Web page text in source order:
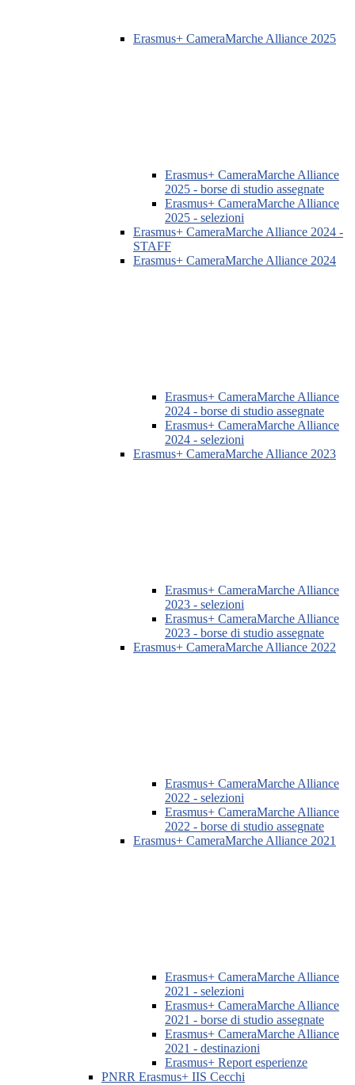
Erasmus+ CameraMarche Alliance 2025
Erasmus+ CameraMarche Alliance
2025 - borse di studio assegnate
Erasmus+ CameraMarche Alliance
2025 - selezioni
Erasmus+ CameraMarche Alliance 2024 -
STAFF
Erasmus+ CameraMarche Alliance 2024
Erasmus+ CameraMarche Alliance
2024 - borse di studio assegnate
Erasmus+ CameraMarche Alliance
2024 - selezioni
Erasmus+ CameraMarche Alliance 2023
Erasmus+ CameraMarche Alliance
2023 - selezioni
Erasmus+ CameraMarche Alliance
2023 - borse di studio assegnate
Erasmus+ CameraMarche Alliance 2022
Erasmus+ CameraMarche Alliance
2022 - selezioni
Erasmus+ CameraMarche Alliance
2022 - borse di studio assegnate
Erasmus+ CameraMarche Alliance 2021
Erasmus+ CameraMarche Alliance
2021 - selezioni
Erasmus+ CameraMarche Alliance
2021 - borse di studio assegnate
Erasmus+ CameraMarche Alliance
2021 - destinazioni
Erasmus+ Report esperienze
PNRR Erasmus+ IIS Cecchi